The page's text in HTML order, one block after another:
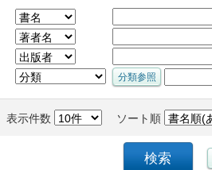
表示件数 ソート順